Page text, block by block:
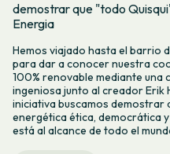
demostrar que "todo
Energia
Hemos viajado hasta el barrio
para dar a conocer nuestra
100% renovable mediante una
ingeniosa junto al creador Erik
iniciativa buscamos demostrar
energética ética, democrática
está al alcance de todo el